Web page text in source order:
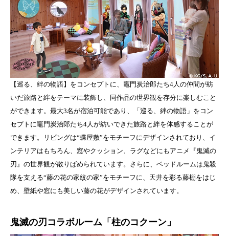
【巡る、絆の物語】をコンセプトに、竈門炭治郎たち4人の仲間が紡
いだ旅路と絆をテーマに装飾し、同作品の世界観を存分に楽しむこと
ができます。最大3名が宿泊可能であり、「巡る、絆の物語」をコン
セプトに竈門炭治郎たち4人が紡いできた旅路と絆を体感することが
できます。リビングは“蝶屋敷”をモチーフにデザインされており、イ
ンテリアはもちろん、窓やクッション、ラグなどにもアニメ『鬼滅の
刃』の世界観が散りばめられています。さらに、ベッドルームは鬼殺
隊を支える“藤の花の家紋の家”をモチーフに、天井を彩る藤棚をはじ
め、壁紙や窓にも美しい藤の花がデザインされています。
鬼滅の刃コラボルーム「柱のコクーン」